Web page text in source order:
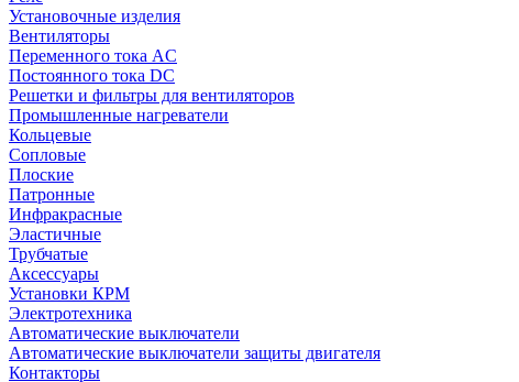
Установочные изделия
Вентиляторы
Переменного тока AC
Постоянного тока DC
Решетки и фильтры для вентиляторов
Промышленные нагреватели
Кольцевые
Сопловые
Плоские
Патронные
Инфракрасные
Эластичные
Трубчатые
Аксессуары
Установки КРМ
Электротехника
Автоматические выключатели
Автоматические выключатели защиты двигателя
Контакторы